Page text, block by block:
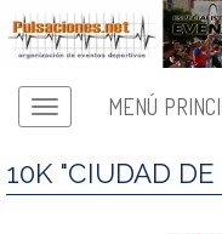
MENÚ
10K "CIUDAD